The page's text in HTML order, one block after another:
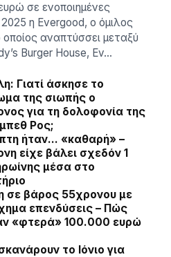
σε ενοποιημένες
η Evergood, ο όμιλος
αναπτύσσει μεταξύ
Burger House, Ev…
Γιατί άσκησε το
της σιωπής ο
για τη δολοφονία της
Ρος;
ήταν… «καθαρή» –
είχε βάλει σχεδόν 1
μέσα στο
σε βάρος 55χρονου με
επενδύσεις – Πώς
«φτερά» 100.000 ευρώ
το Ιόνιο για